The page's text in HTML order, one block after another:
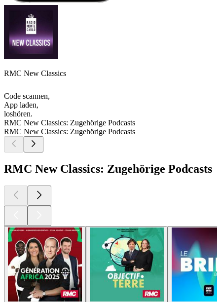
RMC New Classics
Code scannen,
App laden,
loshören.
RMC New Classics: Zugehörige Podcasts
RMC New Classics: Zugehörige Podcasts
RMC New Classics: Zugehörige Podcasts